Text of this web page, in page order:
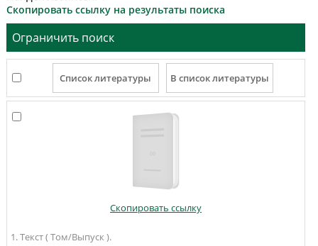
Скопировать ссылку на результаты поиска
Ограничить поиск
Скопировать ссылку
1. Текст ( Том/Выпуск ).